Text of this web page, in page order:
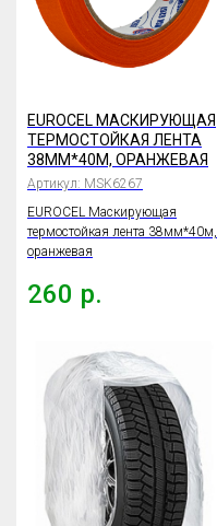
EUROCEL МАСКИРУЮЩАЯ
ТЕРМОСТОЙКАЯ ЛЕНТА
38ММ*40М, ОРАНЖЕВАЯ
Артикул: MSK6267
EUROCEL Маскирующая
термостойкая лента 38мм*40м,
оранжевая
260 р.